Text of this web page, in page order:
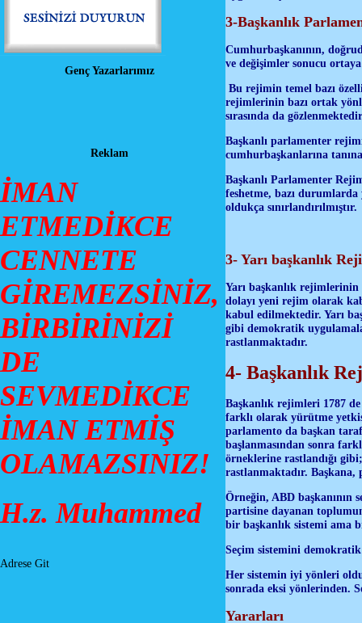
Genç Yazarlarımız
Reklam
İMAN
ETMEDİKCE
CENNETE
GİREMEZSİNİZ,
BİRBİRİNİZİ
DE
SEVMEDİKCE
İMAN ETMİŞ
OLAMAZSINIZ!
H.z. Muhammed
Adrese Git
3-Başkanlık
Cumhurbaşkanının,
ve değişimler sonucu
Bu rejimin temel bazı
rejimlerinin bazı ortak
sırasında da
Başkanlı parlamenter
cumhurbaşkanlarına
Başkanlı Parlamenter
feshetme, bazı
oldukça sınırlandırılmıştır.
3- Yarı başkanlık
Yarı başkanlık rejimlerinin
dolayı yeni rejim olarak
kabul edilmektedir. Yarı
gibi demokratik
rastlanmaktadır.
4- Başkanlık
Başkanlık rejimleri 1787
farklı olarak yürütme
parlamento da başkan
başlanmasından sonra
örneklerine rastlandığı
rastlanmaktadır. Başkana,
Örneğin, ABD başkanının
partisine dayanan
bir başkanlık sistemi ama
Seçim sistemini
Her sistemin iyi yönleri
sonrada eksi yönlerinden.
Yararları